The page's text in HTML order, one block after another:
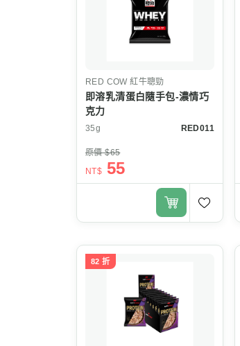
RED COW 紅牛聰勁
即溶乳清蛋白隨手包-濃情巧
克力
35g RED011
原價 $65
NT$ 55
82 折